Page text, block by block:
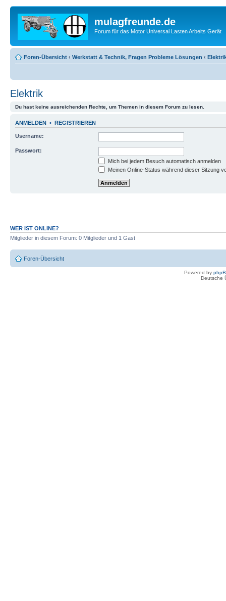
mulagfreunde.de
Forum für das Motor Universal Lasten Arbeits Gerät
Foren-Übersicht ‹ Werkstatt & Technik, Fragen Probleme Lösungen ‹
Elektrik
Du hast keine ausreichenden Rechte, um Themen in diesem Forum zu lesen.
ANMELDEN • REGISTRIEREN
Username:
Passwort:
Mich bei jedem Besuch automatisch anmelden
Meinen Online-Status während dieser Sitzung
WER IST ONLINE?
Mitglieder in diesem Forum: 0 Mitglieder und 1 Gast
Foren-Übersicht
Powered by
Deutsche